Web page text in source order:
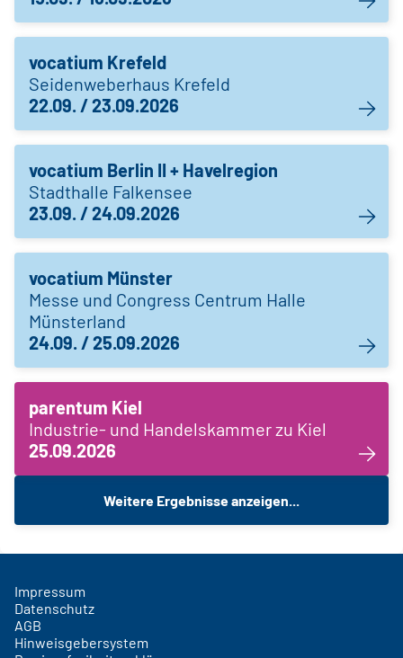
vocatium Krefeld
Seidenweberhaus Krefeld
22.09. / 23.09.2026
vocatium Berlin II + Havelregion
Stadthalle Falkensee
23.09. / 24.09.2026
vocatium Münster
Messe und Congress Centrum Halle
Münsterland
24.09. / 25.09.2026
parentum Kiel
Industrie- und Handelskammer zu Kiel
25.09.2026
Weitere Ergebnisse anzeigen...
Impressum
Datenschutz
AGB
Hinweisgebersystem